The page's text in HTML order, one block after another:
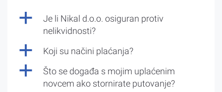
a
Je li Nikal d.o.o. osiguran protiv
nelikvidnosti?
a Koji su načini plaćanja?
a
Što se događa s mojim uplaćenim
novcem ako stornirate putovanje?